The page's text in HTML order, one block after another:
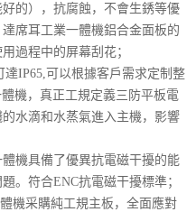
的），抗腐蝕，不會生銹等優
席耳工業一體機鋁合金面板的
過程中的屏幕刮花；
IP65,可以根據客戶需求定制整
機，真正工規定義三防平板電
水滴和水蒸氣進入主機，影響
機具備了優異抗電磁干擾的能
。符合ENC抗電磁干擾標準；
機采購純工規主板，全面應對